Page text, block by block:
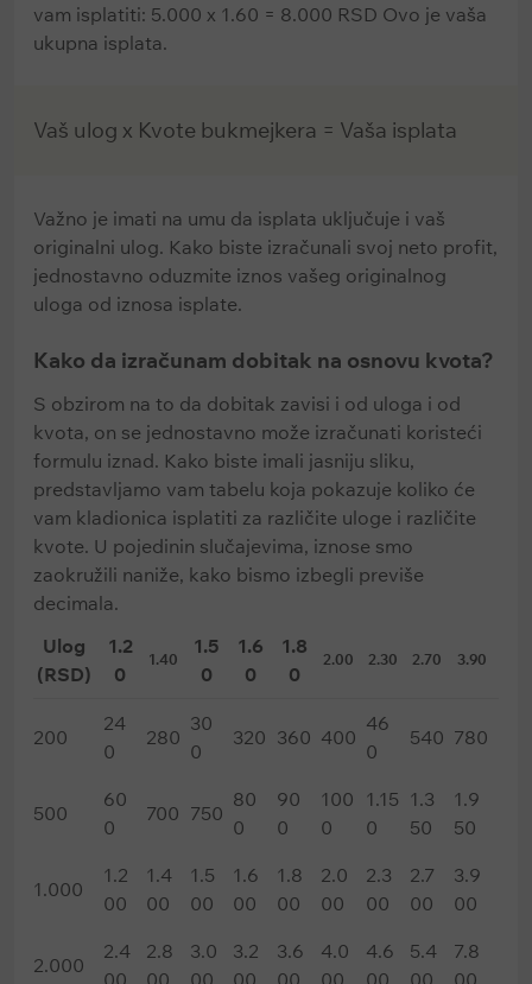
vam isplatiti: 5.000 x 1.60 = 8.000 RSD Ovo je vaša
ukupna isplata.
Vaš ulog x Kvote bukmejkera = Vaša isplata
Važno je imati na umu da isplata uključuje i vaš
originalni ulog. Kako biste izračunali svoj neto profit,
jednostavno oduzmite iznos vašeg originalnog
uloga od iznosa isplate.
Kako da izračunam dobitak na osnovu kvota?
S obzirom na to da dobitak zavisi i od uloga i od
kvota, on se jednostavno može izračunati koristeći
formulu iznad. Kako biste imali jasniju sliku,
predstavljamo vam tabelu koja pokazuje koliko će
vam kladionica isplatiti za različite uloge i različite
kvote. U pojedinin slučajevima, iznose smo
zaokružili naniže, kako bismo izbegli previše
decimala.
Ulog
(RSD)
1.2
0
1.40
1.5
0
1.6
0
1.8
0
2.00 2.30 2.70 3.90
200
24
0
280
30
0
320 360 400
46
0
540 780
500
60
0
700 750
80
0
90
0
100
0
1.15
0
1.3
50
1.9
50
1.000
1.2
00
1.4
00
1.5
00
1.6
00
1.8
00
2.0
00
2.3
00
2.7
00
3.9
00
2.000
2.4
2.8
3.0
3.2
3.6
4.0
4.6
5.4
7.8